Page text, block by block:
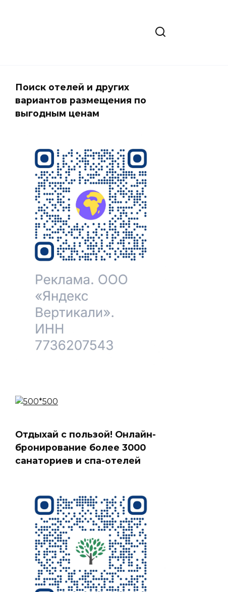
Поиск отелей и других
вариантов размещения по
выгодным ценам
Отдыхай с пользой! Онлайн-
бронирование более 3000
санаториев и спа-отелей